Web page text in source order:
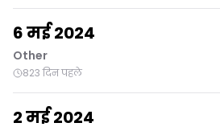
6 मई 2024
Other
823 दिन पहले
2 मई 2024